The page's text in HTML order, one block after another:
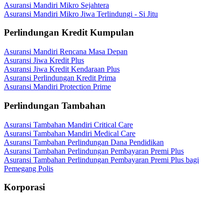
Asuransi Mandiri Mikro Sejahtera
Asuransi Mandiri Mikro Jiwa Terlindungi - Si Jitu
Perlindungan Kredit Kumpulan
Asuransi Mandiri Rencana Masa Depan
Asuransi Jiwa Kredit Plus
Asuransi Jiwa Kredit Kendaraan Plus
Asuransi Perlindungan Kredit Prima
Asuransi Mandiri Protection Prime
Perlindungan Tambahan
Asuransi Tambahan Mandiri Critical Care
Asuransi Tambahan Mandiri Medical Care
Asuransi Tambahan Perlindungan Dana Pendidikan
Asuransi Tambahan Perlindungan Pembayaran Premi Plus
Asuransi Tambahan Perlindungan Pembayaran Premi Plus bagi
Pemegang Polis
Korporasi